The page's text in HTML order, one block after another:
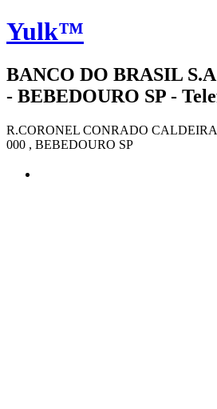
Yulk™
BANCO DO BRASIL
- BEBEDOURO SP -
R.CORONEL CONRADO
000 , BEBEDOURO SP